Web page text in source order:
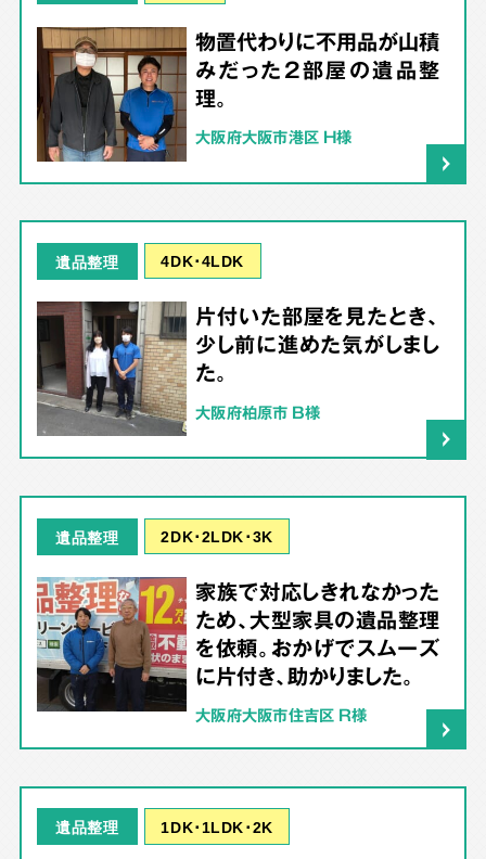
物置代わりに不用品が山積
みだった2部屋の遺品整
理。
大阪府大阪市港区 H様
遺品整理 4DK･4LDK
片付いた部屋を見たとき、
少し前に進めた気がしまし
た。
大阪府柏原市 B様
遺品整理 2DK･2LDK･3K
家族で対応しきれなかった
ため、大型家具の遺品整理
を依頼。おかげでスムーズ
に片付き、助かりました。
大阪府大阪市住吉区 R様
遺品整理 1DK･1LDK･2K